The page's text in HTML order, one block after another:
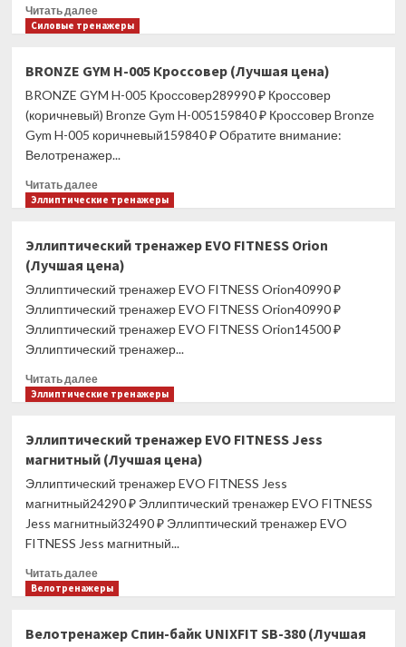
цена)
Читать далееПрочитать
больше
в
виниловой
оболочке
кг
(Лучшая
цена)
Силовые тренажеры
BRONZE GYM H-005 Кроссовер (Лучшая цена)
BRONZE GYM H-005 Кроссовер289990 ₽ Кроссовер
(коричневый) Bronze Gym H-005159840 ₽ Кроссовер Bronze
Gym H-005 коричневый159840 ₽ Обратите внимание:
Велотренажер...
Читать далееПрочитать
больше
GYM
H-
005
Кроссовер
(Лучшая
цена)
Эллиптические тренажеры
Эллиптический тренажер EVO FITNESS Orion
(Лучшая цена)
Эллиптический тренажер EVO FITNESS Orion40990 ₽
Эллиптический тренажер EVO FITNESS Orion40990 ₽
Эллиптический тренажер EVO FITNESS Orion14500 ₽
Эллиптический тренажер...
Читать далееПрочитать
больше
тренажер
EVO
FITNESS
Orion
цена)
Эллиптические тренажеры
Эллиптический тренажер EVO FITNESS Jess
магнитный (Лучшая цена)
Эллиптический тренажер EVO FITNESS Jess
магнитный24290 ₽ Эллиптический тренажер EVO FITNESS
Jess магнитный32490 ₽ Эллиптический тренажер EVO
FITNESS Jess магнитный...
Читать далееПрочитать
больше
тренажер
Велотренажеры
Велотренажер Спин-байк UNIXFIT SB-380 (Лучшая